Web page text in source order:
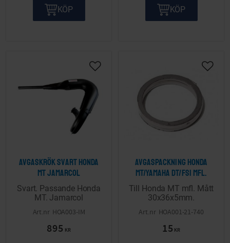
KÖP KÖP
Avgaskrök Svart Honda
MT Jamarcol
Svart. Passande Honda
MT. Jamarcol
HOA003-IM
895 KR
Lägg till i önskelista
Avgaspackning Honda
MT/Yamaha DT/FS1 mfl.
Till Honda MT mfl. Mått
30x36x5mm.
HOA001-21-740
15 KR
Lägg